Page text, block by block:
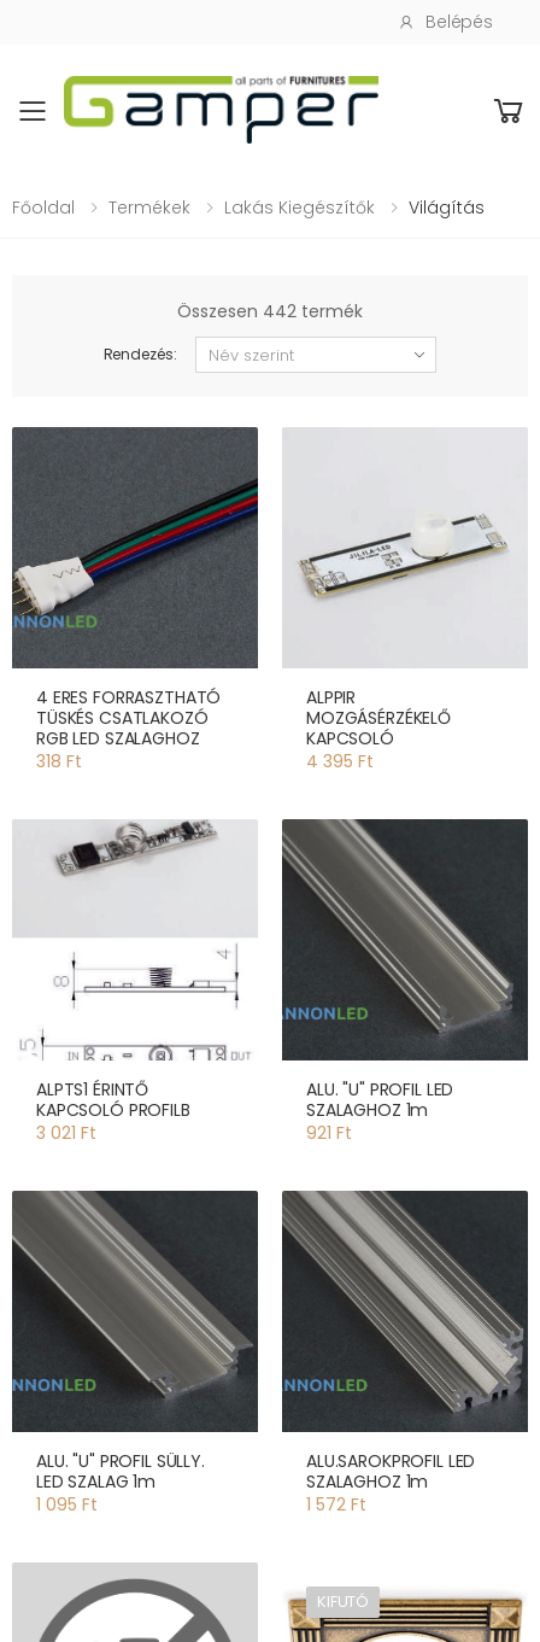
Belépés
Toggle mobile menu
Főoldal Termékek Lakás Kiegészítők Világítás
Összesen 442 termék
Rendezés:
4 ERES FORRASZTHATÓ
TÜSKÉS CSATLAKOZÓ
RGB LED SZALAGHOZ
318 Ft
ALPPIR
MOZGÁSÉRZÉKELŐ
KAPCSOLÓ
4 395 Ft
ALPTS1 ÉRINTŐ
KAPCSOLÓ PROFILB
3 021 Ft
ALU. "U" PROFIL LED
SZALAGHOZ 1m
921 Ft
ALU. "U" PROFIL SÜLLY.
LED SZALAG 1m
1 095 Ft
ALU.SAROKPROFIL LED
SZALAGHOZ 1m
1 572 Ft
KIFUTÓ